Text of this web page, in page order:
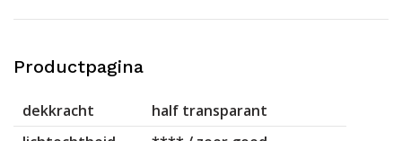
Productpagina
dekkracht
half transparant